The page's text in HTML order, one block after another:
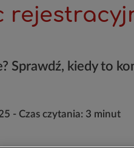
Sprawdź, kiedy to
- Czas czytania: 3 minut